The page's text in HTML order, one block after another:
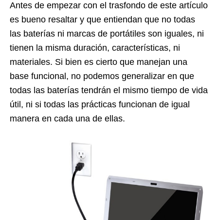
Antes de empezar con el trasfondo de este artículo
es bueno resaltar y que entiendan que no todas
las baterías ni marcas de portátiles son iguales, ni
tienen la misma duración, características, ni
materiales. Si bien es cierto que manejan una
base funcional, no podemos generalizar en que
todas las baterías tendrán el mismo tiempo de vida
útil, ni si todas las prácticas funcionan de igual
manera en cada una de ellas.